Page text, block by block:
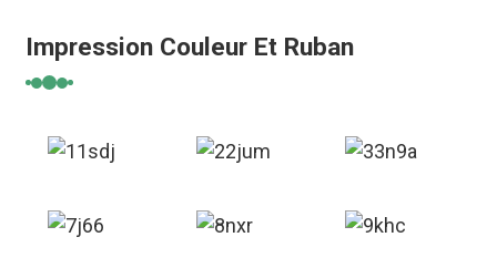
Impression Couleur Et Ruban